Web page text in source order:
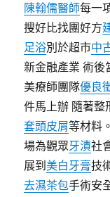
陳翰儒醫師每一
搜好比找團好方
足浴別於超市中
新金融產業 術後
美療師團隊優良
件馬上辦 隨著整
套頭皮屑等材料
場為觀眾牙漬社
展到美白牙膏技
去濕茶包手術安